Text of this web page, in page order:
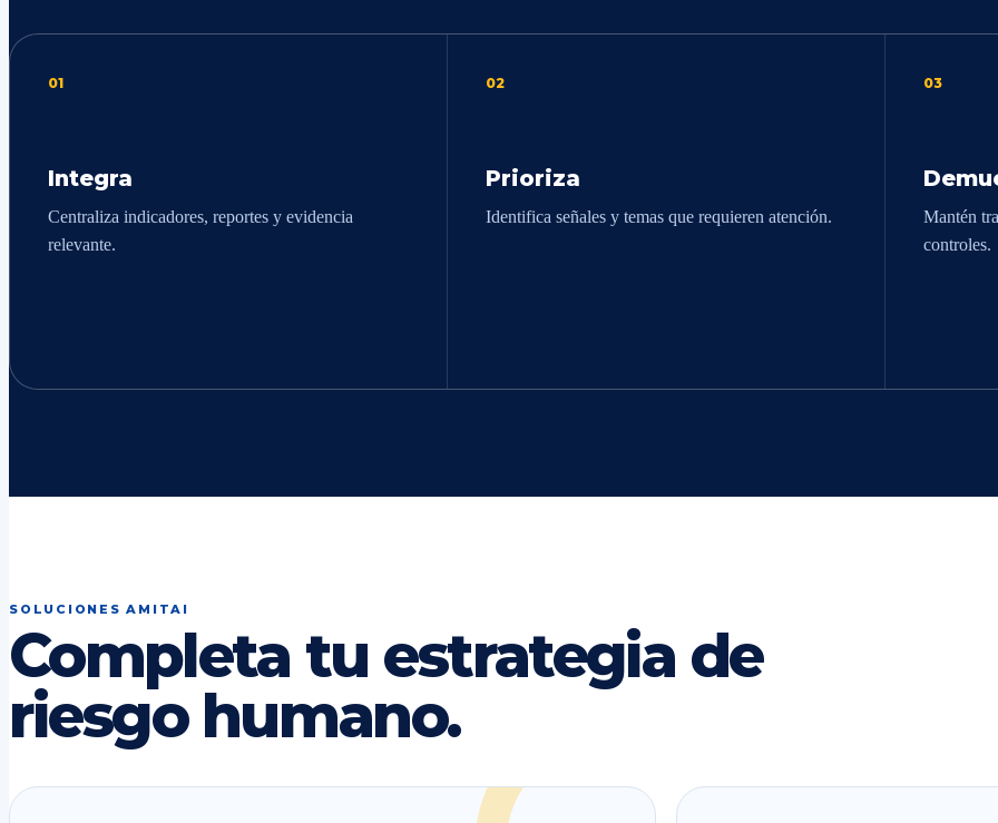
01
Integra
Centraliza indicadores, reportes y evidencia
relevante.
02
Prioriza
Identifica señales y temas que requieren atención.
03
Mantén
controles.
SOLUCIONES AMITAI
Completa tu estrategia de
riesgo humano.